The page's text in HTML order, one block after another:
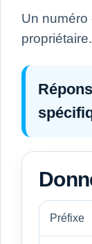
Un
propriétaire.
Préfixe